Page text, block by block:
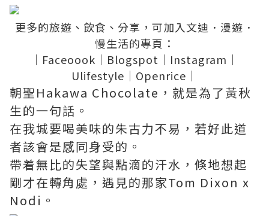
更多的旅遊、飲食、分享，可加入文迪．漫遊．
慢生活的專頁：
｜ Faceoook ｜ Blogspot ｜ Instagram ｜
Ulifestyle ｜ Openrice ｜
朝聖Hakawa Chocolate，就是為了黃秋
生的一句話。
在我城要喝美味的朱古力不易，若好此道
者該會是感同身受的。
帶着無比的失望與點滴的汗水，倏地想起
剛才在轉角處，遇見的那家Tom Dixon x
Nodi。